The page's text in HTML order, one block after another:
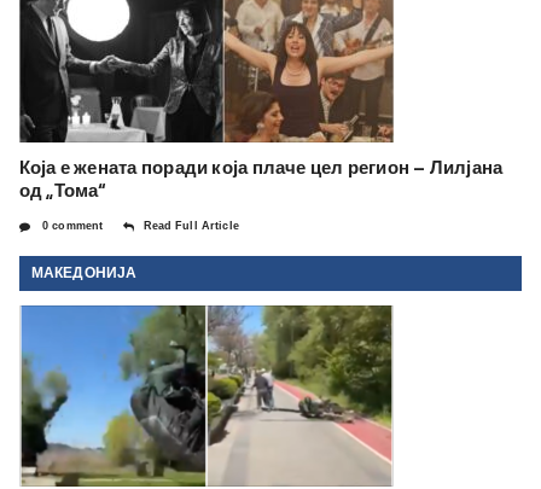
Која е жената поради која плаче цел регион – Лилјана
од „Тома“
0 comment Read Full Article
МАКЕДОНИЈА